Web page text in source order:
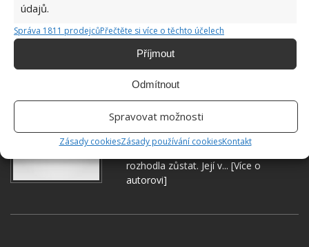
údajů.
Správa 1811 prodejcůPřečtěte si více o těchto účelech
Příjmout
Odmítnout
Spravovat možnosti
Zásady cookiesZásady používání cookiesKontakt
Přidejte svůj názor
Hana Musilová
Do redakce Bydlimeutulne.cz se
přidala během svých studií a práce
rozhodla zůstat. Její v... [Více o
autorovi]